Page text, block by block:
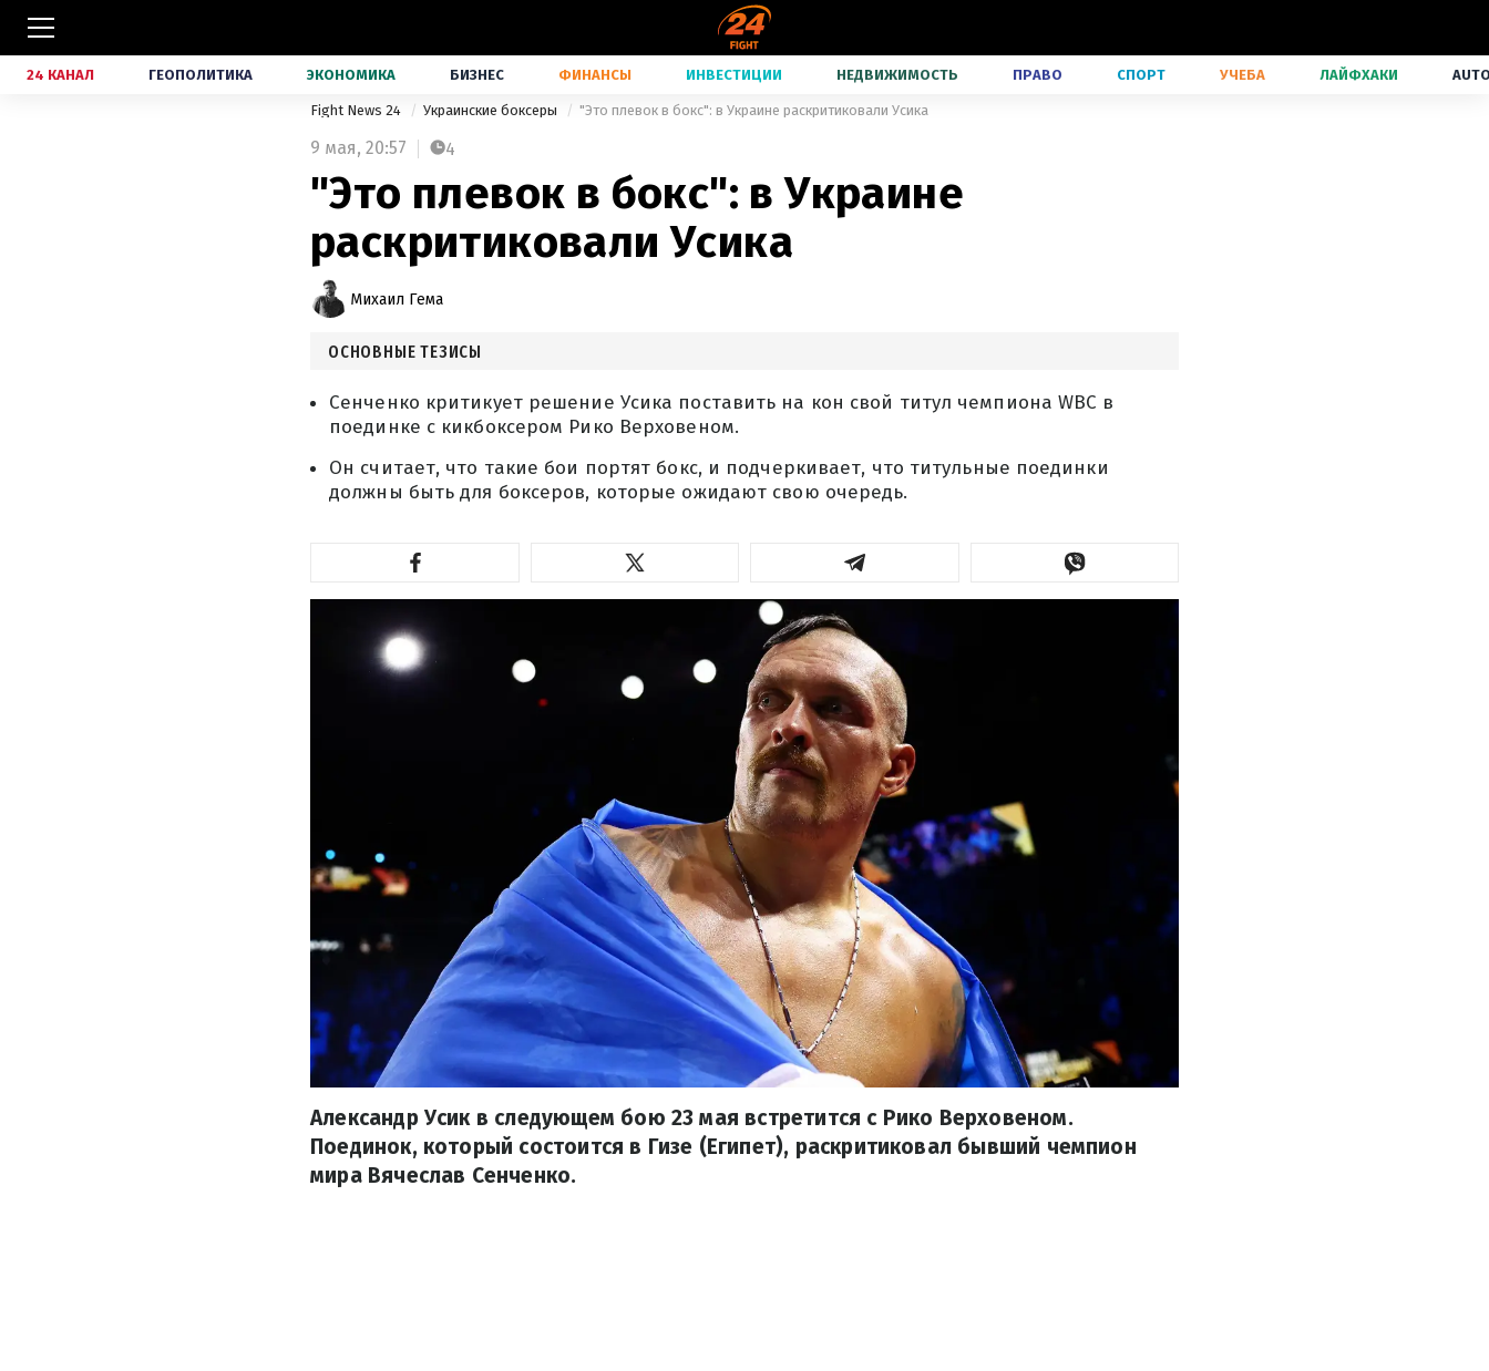
24 КАНАЛ ГЕОПОЛИТИКА ЭКОНОМИКА БИЗНЕС ФИНАНСЫ ИНВЕСТИЦИИ НЕДВИЖИМОСТЬ ПРАВО СПОРТ УЧЕБА ЛАЙФХАКИ
Fight News 24 Украинские боксеры "Это плевок в бокс": в Украине раскритиковали Усика
9 мая, 20:57 4
"Это плевок в бокс": в Украине
раскритиковали Усика
Михаил Гема
ОСНОВНЫЕ ТЕЗИСЫ
Сенченко критикует решение Усика поставить на кон свой титул чемпиона WBC в
поединке с кикбоксером Рико Верховеном.
Он считает, что такие бои портят бокс, и подчеркивает, что титульные поединки
должны быть для боксеров, которые ожидают свою очередь.
Александр Усик в следующем бою 23 мая встретится с Рико Верховеном.
Поединок, который состоится в Гизе (Египет), раскритиковал бывший чемпион
мира Вячеслав Сенченко.